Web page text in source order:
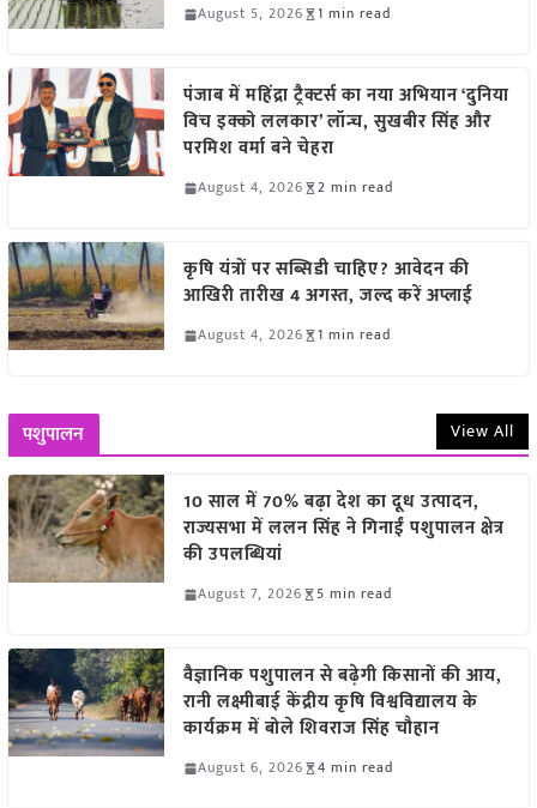
August 5, 2026 1 min read
पंजाब में महिंद्रा ट्रैक्टर्स का नया अभियान ‘दुनिया
विच इक्को ललकार’ लॉन्च, सुखबीर सिंह और
परमिश वर्मा बने चेहरा
August 4, 2026 2 min read
कृषि यंत्रों पर सब्सिडी चाहिए? आवेदन की
आखिरी तारीख 4 अगस्त, जल्द करें अप्लाई
August 4, 2026 1 min read
पशुपालन View All
10 साल में 70% बढ़ा देश का दूध उत्पादन,
राज्यसभा में ललन सिंह ने गिनाईं पशुपालन क्षेत्र
की उपलब्धियां
August 7, 2026 5 min read
वैज्ञानिक पशुपालन से बढ़ेगी किसानों की आय,
रानी लक्ष्मीबाई केंद्रीय कृषि विश्वविद्यालय के
कार्यक्रम में बोले शिवराज सिंह चौहान
August 6, 2026 4 min read